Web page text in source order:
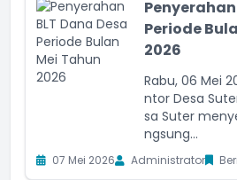
Penyerahan
Periode
2026
Rabu, 06 Mei
ntor Desa
sa Suter
ngsung...
07 Mei 2026 Administrator